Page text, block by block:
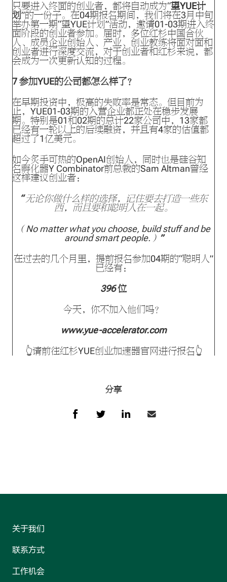
只要进入终面的创业者，都将自动成为“望YUE计
划”的一份子。在04期报名期间，我们将在3月中旬
举办第一期“望YUE计划”活动，邀请01-03期进入终
面阶段的创业者参加。届时，多位红杉中国合伙
人、成员企业创始人、产业、创业教练将面对面和
创业者进行深度交流，对于创业者和红杉来说，都
会成为一次更新认知的过程。
7参加YUE的公司都怎么样了？
在早期投资中，极高的失败率是常态。但目前为
止，YUE01-03期的入营企业都正处在稳步发展
期。特别是01和02期的总计22家公司中，13家都
已经有一轮以上的后续融资，并且有4家的估值都
超过了1亿美元。
如今炙手可热的OpenAI创始人，同时也是硅谷知
名孵化器Y Combinator前总裁的Sam Altman曾经
这样建议创业者：
“无论你做什么样的选择，记住要去打造一些东
西，而且要和聪明人在一起。
（No matter what you choose, build stuff and be
around smart people.） ”
在过去的几个月里，提前报名参加04期的“聪明人”
已经有：
396位
今天，你不加入他们吗？
www.yue-accelerator.com
👆请前往红杉YUE创业加速器官网进行报名👆
分享
关于我们
联系方式
工作机会